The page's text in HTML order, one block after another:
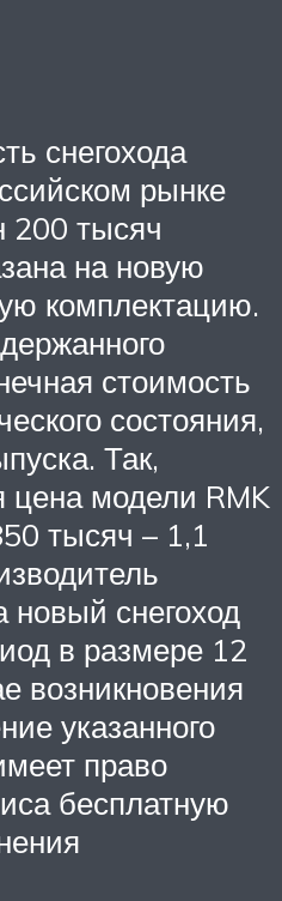
снегохода
рынке
200 тысяч
на новую
комплектацию.
стоимость
состояния,
Так,
цена модели RMK
тысяч – 1,1
новый снегоход
в размере 12
возникновения
указанного
право
бесплатную